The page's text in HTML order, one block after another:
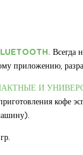
Всегда
приложению,
И
кофе